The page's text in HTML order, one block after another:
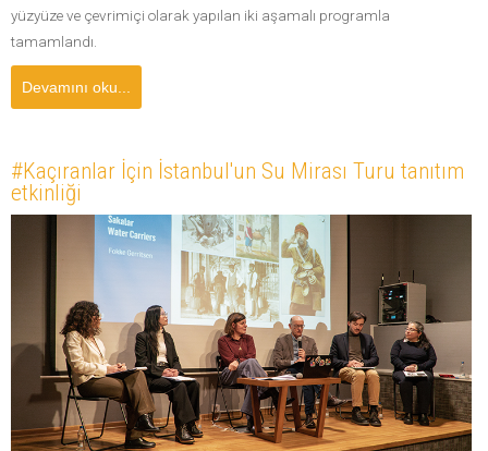
yüzyüze ve çevrimiçi olarak yapılan iki aşamalı programla
tamamlandı.
Devamını oku...
#Kaçıranlar İçin İstanbul'un Su Mirası Turu tanıtım
etkinliği